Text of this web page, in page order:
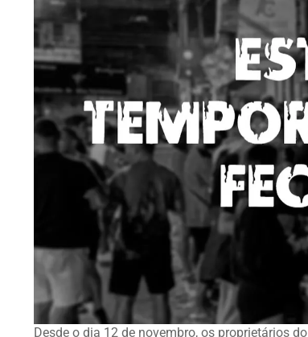
Desde o dia 12 de novembro, os proprietários do